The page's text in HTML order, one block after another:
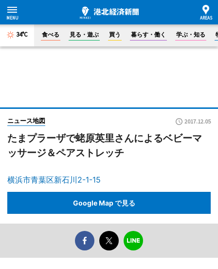
34°C 食べる 見る・遊ぶ 買う 暮らす・働く 学ぶ・知る
ニュース地図 2017.12.05
たまプラーザで蛯原英里さんによるベビーマ
ッサージ＆ペアストレッチ
横浜市青葉区新石川2-1-15
Google Map で見る